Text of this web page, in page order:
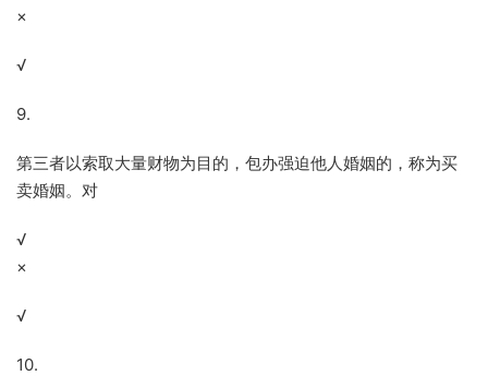
×
√
9.
第三者以索取大量财物为目的，包办强迫他人婚姻的，称为买
卖婚姻。对
√
×
√
10.